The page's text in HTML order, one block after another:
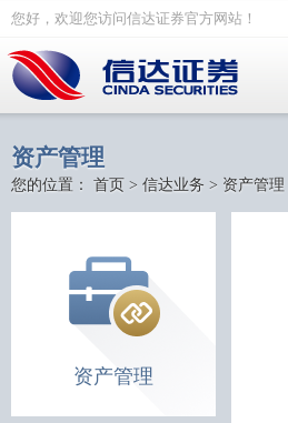
您好，欢迎您访问信达证券官方网站！
资产管理
您的位置： 首页 > 信达业务 > 资产管理
资产管理